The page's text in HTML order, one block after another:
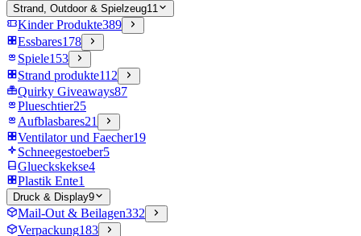
Strand, Outdoor & Spielzeug11
Kinder Produkte389
Essbares178
Spiele153
Strand produkte112
Quirky Giveaways87
Plueschtier25
Aufblasbares21
Ventilator und Faecher19
Schneegestoeber5
Glueckskekse4
Plastik Ente1
Druck & Display9
Mail-Out & Beilagen332
Verpackung183